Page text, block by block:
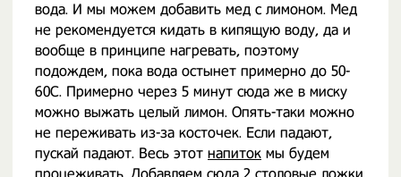
вода. И мы можем добавить мед с лимоном. Мед
не рекомендуется кидать в кипящую воду, да и
вообще в принципе нагревать, поэтому
подождем, пока вода остынет примерно до 50-
60С. Примерно через 5 минут сюда же в миску
можно выжать целый лимон. Опять-таки можно
не переживать из-за косточек. Если падают,
пускай падают. Весь этот напиток мы будем